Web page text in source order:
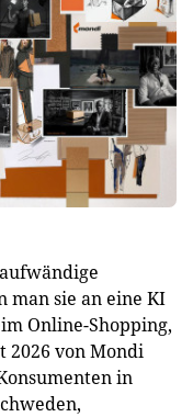
man sie an eine KI
Online-Shopping,
2026 von Mondi
in